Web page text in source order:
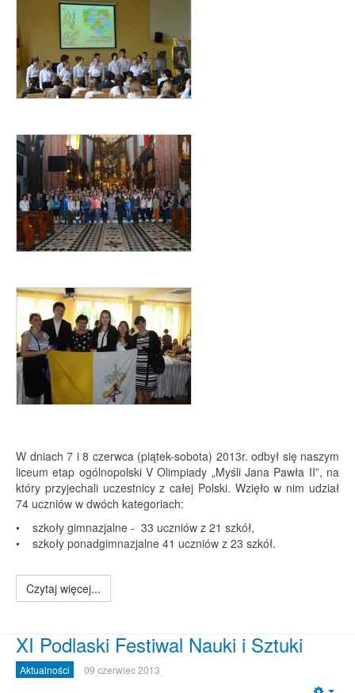
W dniach 7 i 8 czerwca (piątek-sobota) 2013r. odbył się naszym
liceum etap ogólnopolski V Olimpiady „Myśli Jana Pawła II”, na
który przyjechali uczestnicy z całej Polski. Wzięło w nim udział
74 uczniów w dwóch kategoriach:
• szkoły gimnazjalne - 33 uczniów z 21 szkół,
• szkoły ponadgimnazjalne 41 uczniów z 23 szkół.
Czytaj więcej...
XI Podlaski Festiwal Nauki i Sztuki
Aktualności 09 czerwiec 2013